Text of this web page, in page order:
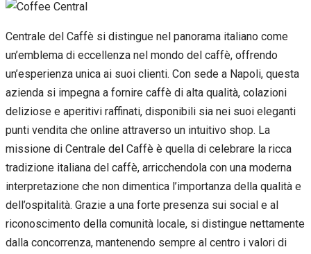
Centrale del Caffè si distingue nel panorama italiano come
un’emblema di eccellenza nel mondo del caffè, offrendo
un’esperienza unica ai suoi clienti. Con sede a Napoli, questa
azienda si impegna a fornire caffè di alta qualità, colazioni
deliziose e aperitivi raffinati, disponibili sia nei suoi eleganti
punti vendita che online attraverso un intuitivo shop. La
missione di Centrale del Caffè è quella di celebrare la ricca
tradizione italiana del caffè, arricchendola con una moderna
interpretazione che non dimentica l’importanza della qualità e
dell’ospitalità. Grazie a una forte presenza sui social e al
riconoscimento della comunità locale, si distingue nettamente
dalla concorrenza, mantenendo sempre al centro i valori di